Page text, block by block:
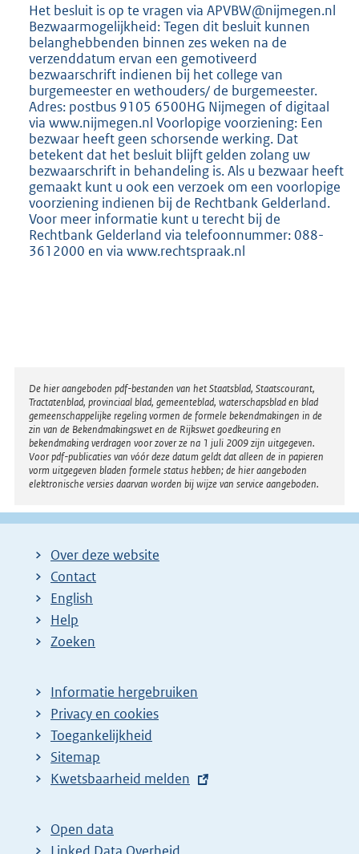
Het besluit is op te vragen via APVBW@nijmegen.nl
Bezwaarmogelijkheid: Tegen dit besluit kunnen
belanghebbenden binnen zes weken na de
verzenddatum ervan een gemotiveerd
bezwaarschrift indienen bij het college van
burgemeester en wethouders/ de burgemeester.
Adres: postbus 9105 6500HG Nijmegen of digitaal
via www.nijmegen.nl Voorlopige voorziening: Een
bezwaar heeft geen schorsende werking. Dat
betekent dat het besluit blijft gelden zolang uw
bezwaarschrift in behandeling is. Als u bezwaar heeft
gemaakt kunt u ook een verzoek om een voorlopige
voorziening indienen bij de Rechtbank Gelderland.
Voor meer informatie kunt u terecht bij de
Rechtbank Gelderland via telefoonnummer: 088-
3612000 en via www.rechtspraak.nl
Disclaimer
De hier aangeboden pdf-bestanden van het Staatsblad, Staatscourant,
Tractatenblad, provinciaal blad, gemeenteblad, waterschapsblad en blad
gemeenschappelijke regeling vormen de formele bekendmakingen in de
zin van de Bekendmakingswet en de Rijkswet goedkeuring en
bekendmaking verdragen voor zover ze na 1 juli 2009 zijn uitgegeven.
Voor pdf-publicaties van vóór deze datum geldt dat alleen de in papieren
vorm uitgegeven bladen formele status hebben; de hier aangeboden
elektronische versies daarvan worden bij wijze van service aangeboden.
Over deze website
Contact
English
Help
Zoeken
Informatie hergebruiken
Privacy en cookies
Toegankelijkheid
Sitemap
E
t
e
Kwetsbaarheid melden
Open data